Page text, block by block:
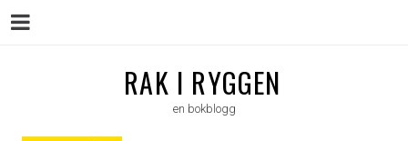
RAK I RYGGEN
en bokblogg
Menu